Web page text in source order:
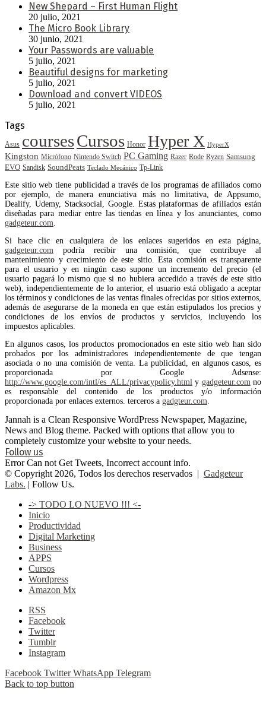
New Shepard – First Human Flight
20 julio, 2021
The Micro Book Library
30 junio, 2021
Your Passwords are valuable
5 julio, 2021
Beautiful designs for marketing
5 julio, 2021
Download and convert VIDEOS
5 julio, 2021
Tags
Asus coursesCursos Honor Hyper X HyperX
Kingston Micrófono Nintendo Switch PC Gaming Razer Rode Ryzen Samsung
EVO Sandisk SoundPeats Teclado Mecánico Tp-Link
Este sitio web tiene publicidad a través de los programas de afiliados como
por ejemplo, de manera enunciativa más no limitativa, de Appsumo,
Dealify, Udemy, Stacksocial, Google. Estas plataformas de afiliados están
diseñadas para mediar entre las tiendas en línea y los anunciantes, como
gadgeteur.com.
Si hace clic en cualquiera de los enlaces sugeridos en esta página,
gadgeteur.com podría recibir una comisión, que contribuye al
mantenimiento y crecimiento de este sitio. Esta comisión es transparente
para el usuario y en ningún caso supone un incremento del precio (el
usuario pagará lo mismo que si no hubiera accedido a través de este sitio
web), independientemente de lo anterior, el usuario está obligado a aceptar
los términos y condiciones de las ventas finales ofrecidas por sitios externos,
además de asegurarse de la moneda en que están estipulados los precios y
condiciones de los envíos de productos y servicios, incluyendo los
impuestos aplicables.
En algunos casos, los productos promocionados en este sitio web han sido
probados por los administradores independientemente de que tengan
asociada o no una comisión de venta. La publicidad, en algunos casos, es
proporcionada por Google Adsense:
http://www.google.com/intl/es_ALL/privacypolicy.html y gadgeteur.comno
es responsable del contenido de los productos y/o información
proporcionada por enlaces externos. terceros a gadgteur.com.
Jannah is a Clean Responsive WordPress Newspaper, Magazine,
News and Blog theme. Packed with options that allow you to
completely customize your website to your needs.
Follow us
Error Can not Get Tweets, Incorrect account info.
© Copyright 2026, Todos los derechos reservados | Gadgeteur
Labs. | Follow Us.
-> TODO LO NUEVO !!! <-
Inicio
Productividad
Digital Marketing
Business
APPS
Cursos
Wordpress
Amazon Mx
RSS
Facebook
Twitter
Tumblr
Instagram
Facebook Twitter WhatsApp Telegram
Back to top button